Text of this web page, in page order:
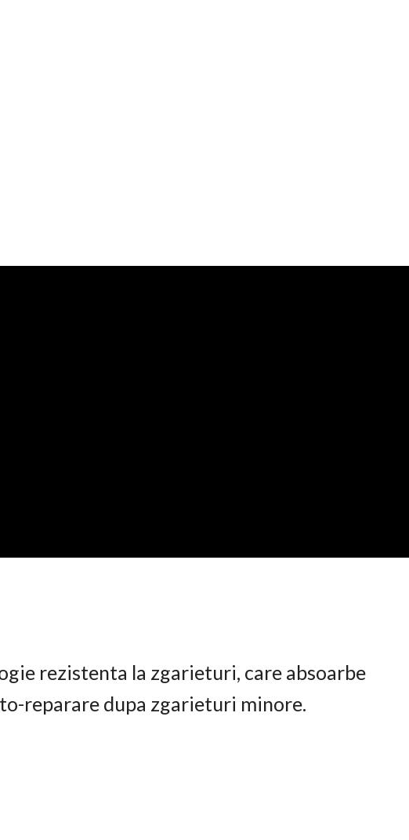
rezistenta la zgarieturi, care absoarbe
reparare dupa zgarieturi minore.